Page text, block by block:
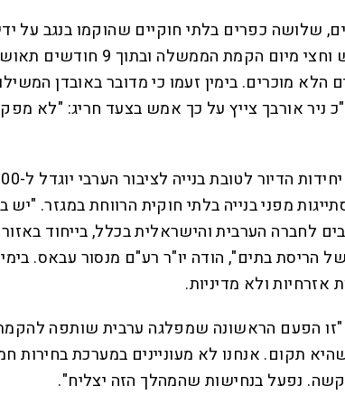
16 כפרים, שלושה כפרים בלתי חוקיים שהוקמו בנגב על
יוכרו בתוך חודש וחצי מיום הקמת הממשלה
מוכרים. בימין זעמו כי מדובר באובדן
ניר אורבך צייץ על כך אמש בצעד חריג: "לא
מפני בנייה בלתי חוקית הרווחת במגזר. "יש
לחברה הערבית והישראלית בכלל, בייחוד
של הריסת בתים", הודה יו"ר רע"ם מנסור עבאס.
אזרחיות ולא מדיניות.
"זו הפעם הראשונה שמפלגה ערבית שותפה
תקום. אנחנו לא מעוניינים במערכת בחירות
נפעל בנחישות שהמהלך הזה יצליח".